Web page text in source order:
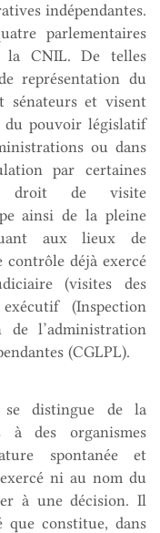
indépendantes.
parlementaires
la CNIL. De telles
représentation du
sénateurs et visent
du pouvoir législatif
ou dans
par certaines
droit de visite
ainsi de la pleine
aux lieux de
déjà exercé
(visites des
(Inspection
l’administration
(CGLPL).
distingue de la
à des organismes
spontanée et
ni au nom du
à une décision. Il
que constitue, dans